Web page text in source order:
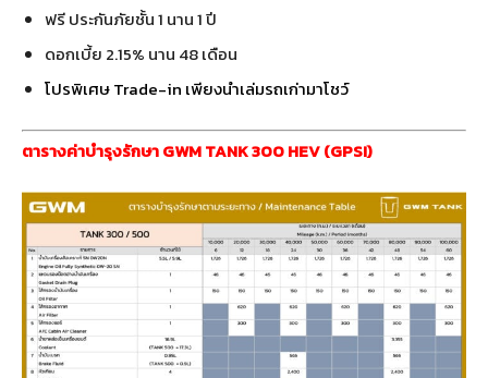
ฟรี ประกันภัยชั้น 1 นาน 1 ปี
ดอกเบี้ย 2.15% นาน 48 เดือน
โปรพิเศษ Trade-in เพียงนำเล่มรถเก่ามาโชว์
ตารางค่าบำรุงรักษา GWM TANK 300 HEV (GPSI)